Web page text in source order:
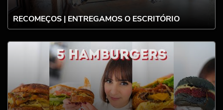
RECOMEÇOS | ENTREGAMOS O ESCRITÓRIO